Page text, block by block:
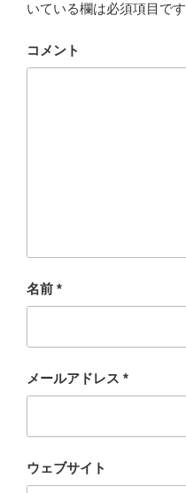
いている欄は必須項目です
コメント
名前 *
メールアドレス *
ウェブサイト